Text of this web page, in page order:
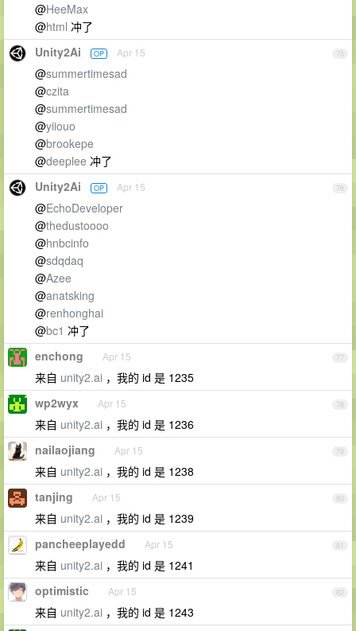
@HeeMax
@html 冲了
75
Unity2Ai OP Apr 15
@summertimesad
@czita
@summertimesad
@yiiouo
@brookepe
@deeplee 冲了
76
Unity2Ai OP Apr 15
@EchoDeveloper
@thedustoooo
@hnbcinfo
@sdqdaq
@Azee
@anatsking
@renhonghai
@bc1 冲了
77
enchong Apr 15
来自 unity2.ai ，我的 id 是 1235
78
wp2wyx Apr 15
来自 unity2.ai ，我的 id 是 1236
79
nailaojiang Apr 15
来自 unity2.ai ，我的 id 是 1238
80
tanjing Apr 15
来自 unity2.ai ，我的 id 是 1239
81
pancheeplayedd Apr 15
来自 unity2.ai ，我的 id 是 1241
82
optimistic Apr 15
来自 unity2.ai ，我的 id 是 1243